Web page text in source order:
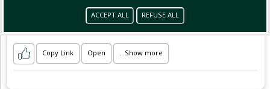
ACCEPT ALL REFUSE ALL
Copy Link Open ...Show more